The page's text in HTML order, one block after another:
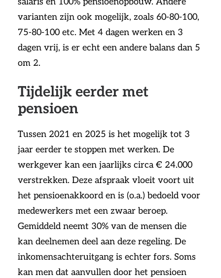
varianten zijn ook mogelijk, zoals 60-80-100,
75-80-100 etc. Met 4 dagen werken en 3
dagen vrij, is er echt een andere balans dan 5
om 2.
Tijdelijk eerder met
pensioen
Tussen 2021 en 2025 is het mogelijk tot 3
jaar eerder te stoppen met werken. De
werkgever kan een jaarlijks circa € 24.000
verstrekken. Deze afspraak vloeit voort uit
het pensioenakkoord en is (o.a.) bedoeld voor
medewerkers met een zwaar beroep.
Gemiddeld neemt 30% van de mensen die
kan deelnemen deel aan deze regeling. De
inkomensachteruitgang is echter fors. Soms
kan men dat aanvullen door het pensioen